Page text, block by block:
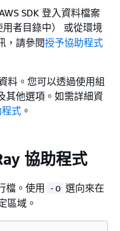
SDK 登入資料檔案
用者目錄中） 或從環境
，請參閱授予協助程式
料。您可以透過使用組
其他選項。如需詳細資
程式 。
協助程式
檔。使用 -o 選向來在
區域。